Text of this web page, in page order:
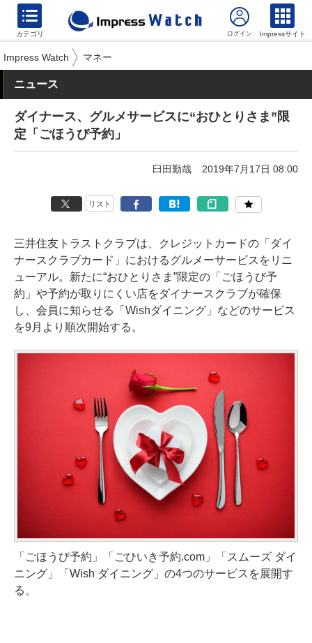
カテゴリ Impressサイト
Impress Watch マネー
ニュース
ダイナース、グルメサービスに“おひとりさま”限
定「ごほうび予約」
臼田勤哉 2019年7月17日 08:00
リスト
三井住友トラストクラブは、クレジットカードの「ダイ
ナースクラブカード」におけるグルメーサービスをリニ
ューアル。新たに“おひとりさま”限定の「ごほうび予
約」や予約が取りにくい店をダイナースクラブが確保
し、会員に知らせる「Wishダイニング」などのサービス
を9月より順次開始する。
「ごほうび予約」「ごひいき予約.com」「スムーズ ダイ
ニング」「Wish ダイニング」の4つのサービスを展開す
る。